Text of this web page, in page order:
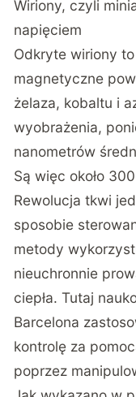
Wiriony, czyli
napięciem
Odkryte wiriony
magnetyczne
żelaza, kobaltu i
wyobrażenia,
nanometrów
Są więc około
Rewolucja tkwi
sposobie
metody
nieuchronnie
ciepła. Tutaj
Barcelona
kontrolę za
poprzez